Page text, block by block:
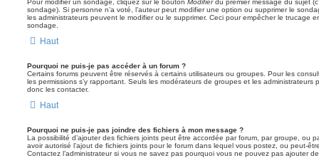
sondage). Si personne n’a voté, l’auteur peut modifier une option ou supprimer le
les administrateurs peuvent le modifier ou le supprimer. Ceci pour empêcher le trucage
sondage.
Haut
Pourquoi ne puis-je pas accéder à un forum ?
Certains forums peuvent être réservés à certains utilisateurs ou groupes. Pour les
les permissions s’y rapportant. Seuls les modérateurs de groupes et les
donc les contacter.
Haut
Pourquoi ne puis-je pas joindre des fichiers à mon message ?
La possibilité d’ajouter des fichiers joints peut être accordée par forum, par groupe, ou
avoir autorisé l’ajout de fichiers joints pour le forum dans lequel vous postez, ou peut-
Contactez l’administrateur si vous ne savez pas pourquoi vous ne pouvez pas ajouter